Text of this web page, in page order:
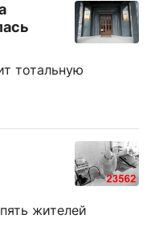
тотальную
жителей